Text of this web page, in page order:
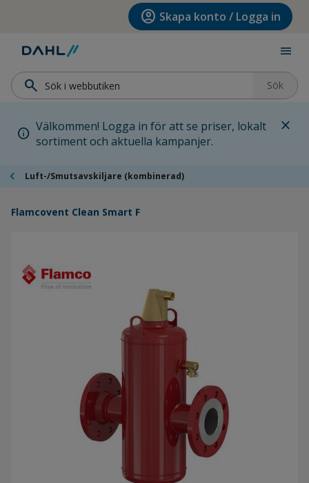
Hoppa till huvudinnehållet account_circle Skapa konto / Logga in
menu
search Sök
info Välkommen! Logga in för att se priser, lokalt
sortiment och aktuella kampanjer.
close
chevron_left Luft-/Smutsavskiljare (kombinerad)
Flamcovent Clean Smart F